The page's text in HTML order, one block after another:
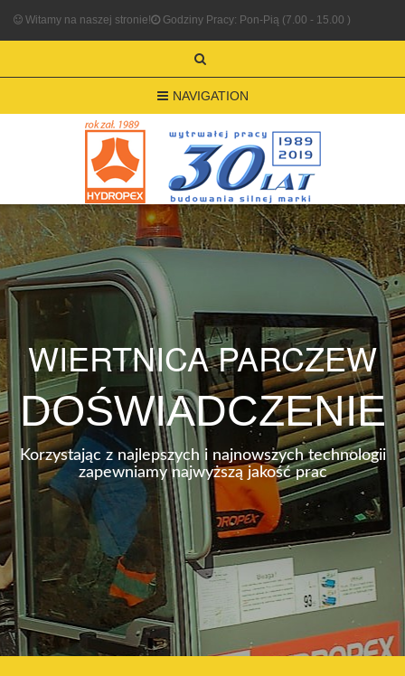
Witamy na naszej stronie! Godziny Pracy: Pon-Pią (7.00 - 15.00 )
NAVIGATION
WIERTNICA PARCZEW
DOŚWIADCZENIE
Korzystając z najlepszych i najnowszych technologii
zapewniamy najwyższą jakość prac